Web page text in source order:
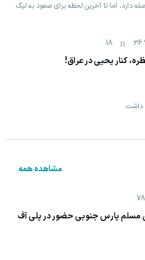
وجود آنکه با تیم سوم جدول 5 امتیاز فاصله دارد، اما تا آخرین لحظه برای صعود به لیگ
18
کنار یحیی در عراق!
داشت.
مشاهده همه
مسلم پارس جنوبی حضور در پلی آف